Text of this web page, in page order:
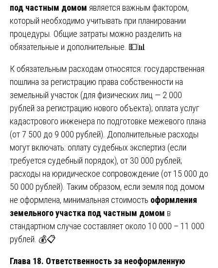
под частным домом является важным фактором,
который необходимо учитывать при планировании
процедуры. Общие затраты можно разделить на
обязательные и дополнительные. 💵📊
К обязательным расходам относятся: государственная
пошлина за регистрацию права собственности на
земельный участок (для физических лиц — 2 000
рублей за регистрацию нового объекта); оплата услуг
кадастрового инженера по подготовке межевого плана
(от 7 500 до 9 000 рублей). Дополнительные расходы
могут включать: оплату судебных экспертиз (если
требуется судебный порядок), от 30 000 рублей;
расходы на юридическое сопровождение (от 15 000 до
50 000 рублей). Таким образом, если земля под домом
не оформлена, минимальная стоимость оформления
земельного участка под частным домом в
стандартном случае составляет около 10 000 – 11 000
рублей. 💰📋
Глава 18. Ответственность за неоформленную